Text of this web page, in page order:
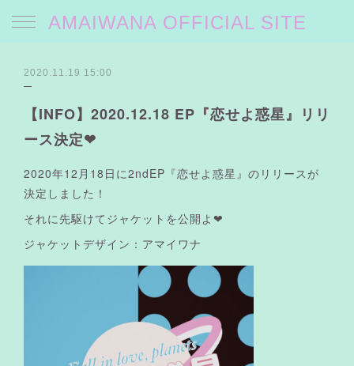
AMAIWANA OFFICIAL SITE
2020.11.19 15:00
【INFO】2020.12.18 EP『恋せよ惑星』リリ
ース決定❤︎
2020年12月18日に2ndEP『恋せよ惑星』のリリースが
決定しました！
それに先駆けてジャケットを公開よ❤︎
ジャケットデザイン：アマイワナ